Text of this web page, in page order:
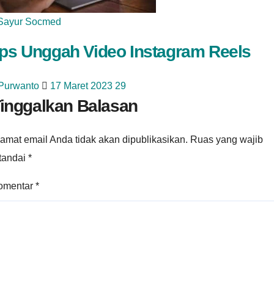
Socmed
Unggah Video Instagram Reels
17 Maret 2023 29
Balasan
email Anda tidak akan dipublikasikan. Ruas yang wajib
*
*